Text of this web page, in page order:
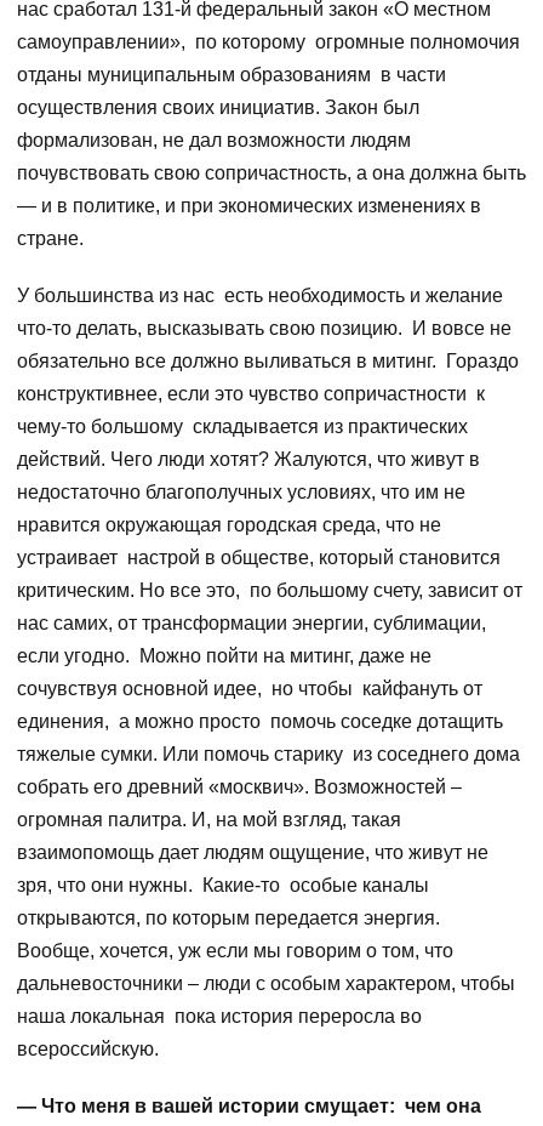
нас сработал 131-й федеральный закон «О местном
самоуправлении», по которому огромные полномочия
отданы муниципальным образованиям в части
осуществления своих инициатив. Закон был
формализован, не дал возможности людям
почувствовать свою сопричастность, а она должна быть
— и в политике, и при экономических изменениях в
стране.
У большинства из нас есть необходимость и желание
что-то делать, высказывать свою позицию. И вовсе не
обязательно все должно выливаться в митинг. Гораздо
конструктивнее, если это чувство сопричастности к
чему-то большому складывается из практических
действий. Чего люди хотят? Жалуются, что живут в
недостаточно благополучных условиях, что им не
нравится окружающая городская среда, что не
устраивает настрой в обществе, который становится
критическим. Но все это, по большому счету, зависит от
нас самих, от трансформации энергии, сублимации,
если угодно. Можно пойти на митинг, даже не
сочувствуя основной идее, но чтобы кайфануть от
единения, а можно просто помочь соседке дотащить
тяжелые сумки. Или помочь старику из соседнего дома
собрать его древний «москвич». Возможностей –
огромная палитра. И, на мой взгляд, такая
взаимопомощь дает людям ощущение, что живут не
зря, что они нужны. Какие-то особые каналы
открываются, по которым передается энергия.
Вообще, хочется, уж если мы говорим о том, что
дальневосточники – люди с особым характером, чтобы
наша локальная пока история переросла во
всероссийскую.
— Что меня в вашей истории смущает: чем она